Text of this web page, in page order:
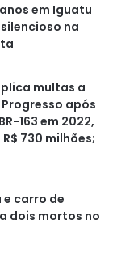
em Iguatu
na
multas a
após
163 em 2022,
730 milhões;
carro de
dois mortos no